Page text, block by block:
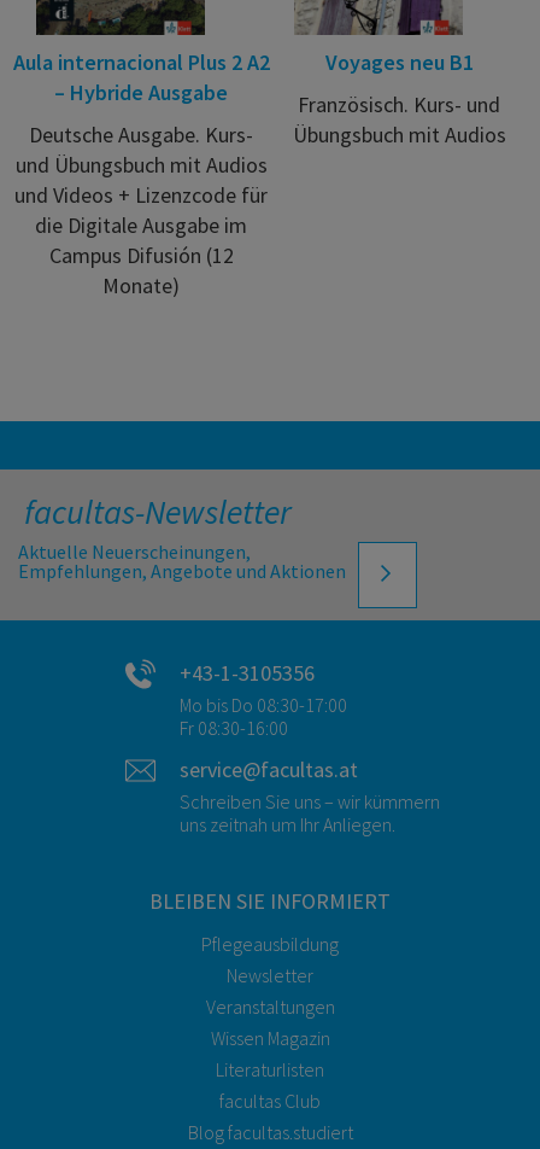
Aula internacional Plus 2 A2
– Hybride Ausgabe
Deutsche Ausgabe. Kurs-
und Übungsbuch mit Audios
und Videos + Lizenzcode für
die Digitale Ausgabe im
Campus Difusión (12
Monate)
Voyages neu B1
Französisch. Kurs- und
Übungsbuch mit Audios
facultas-Newsletter
Aktuelle Neuerscheinungen,
Empfehlungen, Angebote und Aktionen
+43-1-3105356
Mo bis Do 08:30-17:00
Fr 08:30-16:00
service@facultas.at
Schreiben Sie uns – wir kümmern
uns zeitnah um Ihr Anliegen.
BLEIBEN SIE INFORMIERT
Pflegeausbildung
Newsletter
Veranstaltungen
Wissen Magazin
Literaturlisten
facultas Club
Blog facultas.studiert